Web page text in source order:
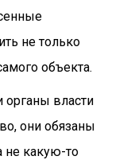
не только
объекта.
органы власти
они обязаны
не какую-то